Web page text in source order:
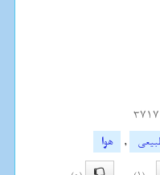
3717
,
هوا